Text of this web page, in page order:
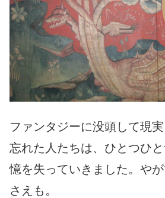
ファンタジーに没頭して現
忘れた人たちは、ひとつひ
憶を失っていきました。や
さえも。